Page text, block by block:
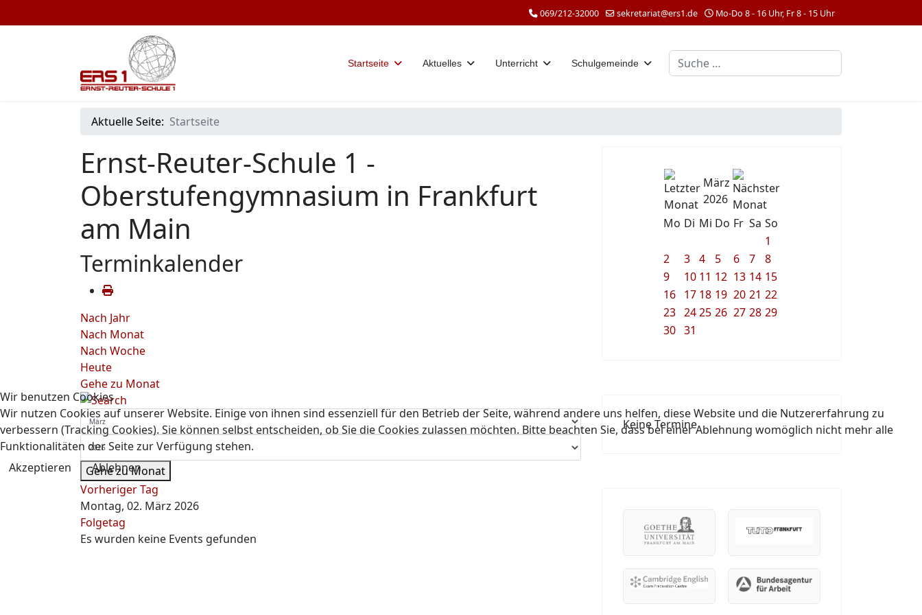
069/212-32000 sekretariat@ers1.de Mo-Do 8 - 16 Uhr, Fr 8 - 15 Uhr
Startseite Aktuelles Unterricht Schulgemeinde Suchen
Aktuelle Seite: Startseite
Ernst-Reuter-Schule 1 -
Oberstufengymnasium in Frankfurt
am Main
Terminkalender
Nach Jahr
Nach Monat
Nach Woche
Heute
Gehe zu Monat
Gehe zu Monat
Vorheriger Tag
Montag, 02. März 2026
Folgetag
Es wurden keine Events gefunden
März
2026
Mo Di Mi Do Fr Sa So
1
2
3 4 5 6 7
8
9
10 11 12 13 14 15
16
17 18 19 20 21 22
23 24 25 26 27 28 29
30 31
Keine Termine
Wir benutzen Cookies
Wir nutzen Cookies auf unserer Website. Einige von ihnen sind essenziell für den Betrieb der Seite, während andere uns helfen, diese Website und die Nutzererfahrung zu
verbessern (Tracking Cookies). Sie können selbst entscheiden, ob Sie die Cookies zulassen möchten. Bitte beachten Sie, dass bei einer Ablehnung womöglich nicht mehr alle
Funktionalitäten der Seite zur Verfügung stehen.
Akzeptieren
Ablehnen